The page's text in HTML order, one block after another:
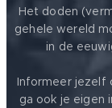
Het doden
gehele wereld
in de
Informeer jezelf
ga ook je eigen